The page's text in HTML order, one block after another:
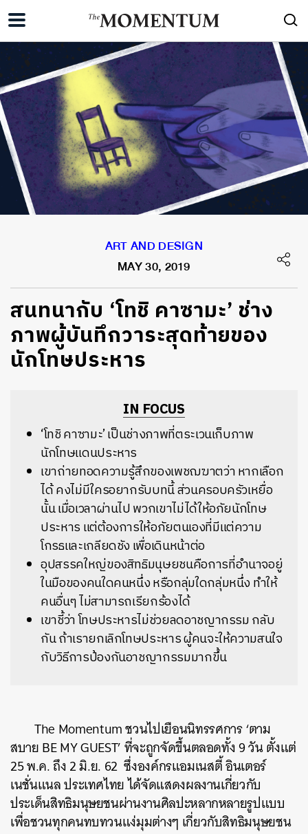
ART AND DESIGN
MAY 30, 2019
สนทนากับ ‘โทชิ คาซามะ’ ช่าง
ภาพผู้บันทึกวาระสุดท้ายของ
นักโทษประหาร
IN FOCUS
‘โทชิ คาซามะ’ เป็นช่างภาพที่ตระเวนเก็บภาพ
นักโทษแดนประหาร
เขาถ่ายทอดความรู้สึกของเพชฌฆาตว่า หากเลือก
ได้ คงไม่มีใครอยากรับบทนี้ ส่วนครอบครัวเหยื่อ
นั้น เมื่อเวลาผ่านไป พวกเขาไม่ได้ให้อภัยนักโทษ
ประหาร แต่ต้องการให้อภัยตนเองที่มีแต่ความ
โกรธและเกลียดชัง เพื่อเดินหน้าต่อ
อุปสรรคใหญ่ของสิทธิมนุษยชนคือการที่อำนาจอยู่
ในมือของคนใดคนหนึ่ง หรือกลุ่มใดกลุ่มหนึ่ง ทำให้
คนอื่นๆ ไม่สามารถเรียกร้องได้
เขาชี้ว่า โทษประหารไม่ช่วยลดอาชญากรรม กลับ
กัน ถ้าเรายกเลิกโทษประหาร ผู้คนจะให้ความสนใจ
กับวิธีการป้องกันอาชญากรรมมากขึ้น
The Momentum ชวนไปเยือนนิทรรศการ ‘ตาม
สบาย BE MY GUEST’ ที่จะถูกจัดขึ้นตลอดทั้ง 9 วัน ตั้งแต่
25 พ.ค. ถึง 2 มิ.ย. 62 ซึ่งองค์กรแอมเนสตี้ อินเตอร์
เนชั่นแนล ประเทศไทย ได้จัดแสดงผลงานเกี่ยวกับ
ประเด็นสิทธิมนุษยชนผ่านงานศิลปะหลากหลายรูปแบบ
เพื่อชวนทุกคนทบทวนแง่มุมต่างๆ เกี่ยวกับสิทธิมนุษยชน